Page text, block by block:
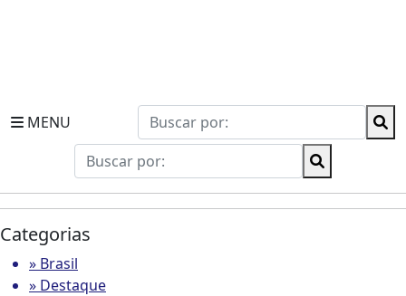
MENU
Categorias
» Brasil
» Destaque